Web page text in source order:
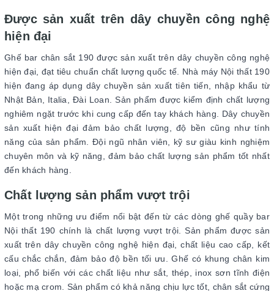
Được sản xuất trên dây chuyền công nghệ
hiện đại
Ghế bar chân sắt 190 được sản xuất trên dây chuyền công nghệ
hiện đại, đạt tiêu chuẩn chất lượng quốc tế. Nhà máy Nội thất 190
hiện đang áp dụng dây chuyền sản xuất tiên tiến, nhập khẩu từ
Nhật Bản, Italia, Đài Loan. Sản phẩm được kiểm định chất lượng
nghiêm ngặt trước khi cung cấp đến tay khách hàng. Dây chuyền
sản xuất hiện đại đảm bảo chất lượng, độ bền cũng như tính
năng của sản phẩm. Đội ngũ nhân viên, kỹ sư giàu kinh nghiệm
chuyên môn và kỹ năng, đảm bảo chất lượng sản phẩm tốt nhất
đến khách hàng.
Chất lượng sản phẩm vượt trội
Một trong những ưu điểm nổi bật đến từ các dòng ghế quầy bar
Nội thất 190 chính là chất lượng vượt trội. Sản phẩm được sản
xuất trên dây chuyền công nghệ hiện đại, chất liệu cao cấp, kết
cấu chắc chắn, đảm bảo độ bền tối ưu. Ghế có khung chân kim
loại, phổ biến với các chất liệu như sắt, thép, inox sơn tĩnh điện
hoặc mạ crom. Sản phẩm có khả năng chịu lực tốt, chân sắt cứng